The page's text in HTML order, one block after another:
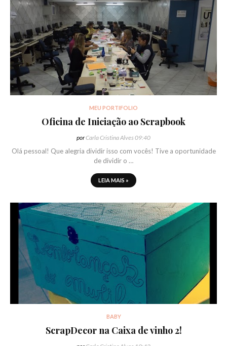
MEU PORTIFOLIO
Oficina de Iniciação ao Scrapbook
porCarla Cristina Alves 09:40
Olá pessoal! Que alegria dividir isso com vocês! Tive a oportunidade
de dividir o …
LEIA MAIS »
BABY
ScrapDecor na Caixa de vinho 2!